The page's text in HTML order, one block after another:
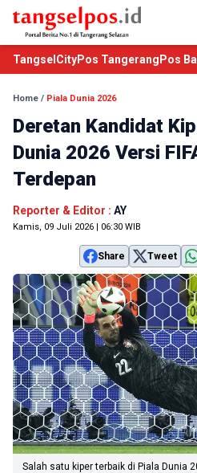
TangselCityPos Tangerang Pos
Home / Piala Dunia 2026
Deretan Kandidat
Dunia 2026 Versi
Terdepan
Reporter & Editor : AY
Kamis, 09 Juli 2026 | 06:30 WIB
Share Tweet
Salah satu kiper terbaik di Piala Dunia